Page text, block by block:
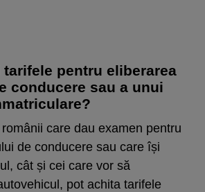
pentru eliberarea
conducere sau a unui
care dau examen pentru
de conducere sau care își
cât și cei care vor să
pot achita tarifele